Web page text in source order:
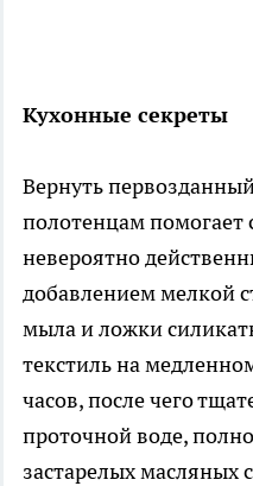
Кухонные секреты
Вернуть
полотенцам помогает
невероятно
добавлением мелкой
мыла и ложки
текстиль на
часов, после чего
проточной воде,
застарелых масляных